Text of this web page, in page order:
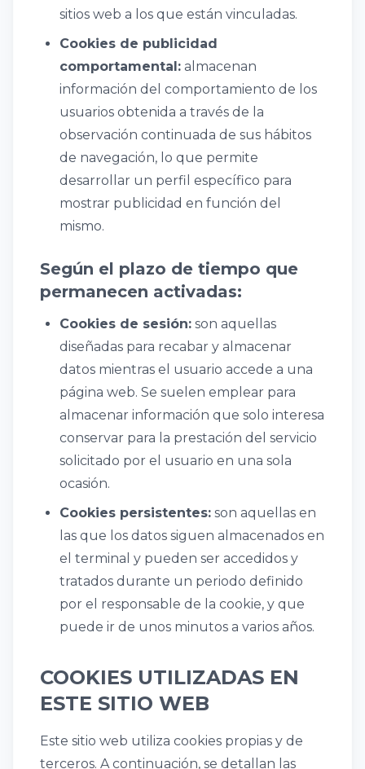
sitios web a los que están vinculadas.
Cookies de publicidad
comportamental: almacenan
información del comportamiento de los
usuarios obtenida a través de la
observación continuada de sus hábitos
de navegación, lo que permite
desarrollar un perfil específico para
mostrar publicidad en función del
mismo.
Según el plazo de tiempo que
permanecen activadas:
Cookies de sesión: son aquellas
diseñadas para recabar y almacenar
datos mientras el usuario accede a una
página web. Se suelen emplear para
almacenar información que solo interesa
conservar para la prestación del servicio
solicitado por el usuario en una sola
ocasión.
Cookies persistentes: son aquellas en
las que los datos siguen almacenados en
el terminal y pueden ser accedidos y
tratados durante un periodo definido
por el responsable de la cookie, y que
puede ir de unos minutos a varios años.
COOKIES UTILIZADAS EN
ESTE SITIO WEB
Este sitio web utiliza cookies propias y de
terceros. A continuación, se detallan las